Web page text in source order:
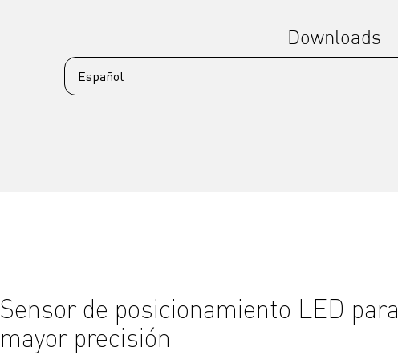
Downloads
Sensor de posicionamiento LED para
mayor precisión